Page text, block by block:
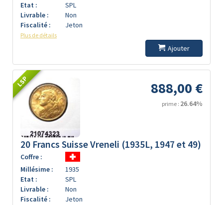
Etat :
SPL
Livrable :
Non
Fiscalité :
Jeton
Plus de détails
Ajouter
LSP 888,00 €
prime : 26.64%
20 Francs Suisse Vreneli (1935L, 1947 et 49)
Coffre :
Millésime :
1935
Etat :
SPL
Livrable :
Non
Fiscalité :
Jeton